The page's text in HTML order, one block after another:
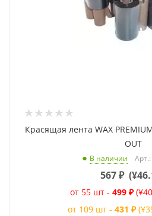
Красящая лента WAX
OUT
В наличии
567₽ (
от 55 шт - 499 ₽
от 109 шт - 431 ₽